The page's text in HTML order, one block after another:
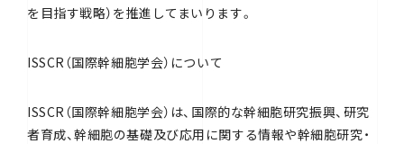
を目指す戦略）を推進してまいります。
ISSCR（国際幹細胞学会）について
ISSCR（国際幹細胞学会）は、国際的な幹細胞研究振興、研究
者育成、幹細胞の基礎及び応用に関する情報や幹細胞研究・